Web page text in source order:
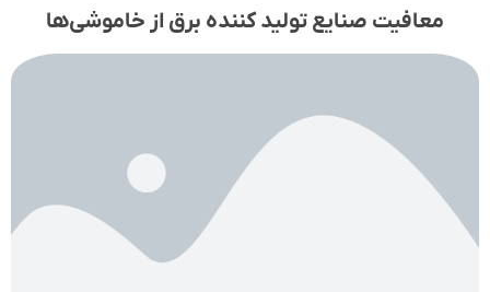
معافیت صنایع تولید کننده برق از خاموشی‌ها